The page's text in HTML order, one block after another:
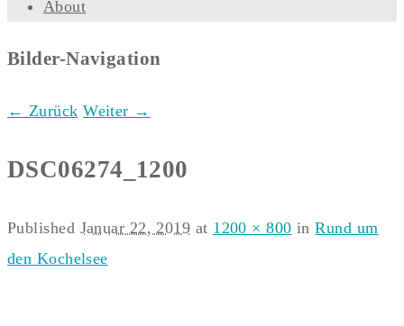
About
Bilder-Navigation
← Zurück Weiter →
DSC06274_1200
Published Januar 22, 2019 at 1200 × 800 inRund um
den Kochelsee